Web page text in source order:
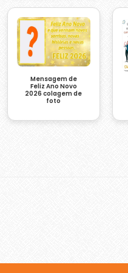
Mensagem de
Feliz Ano Novo
2026 colagem de
foto